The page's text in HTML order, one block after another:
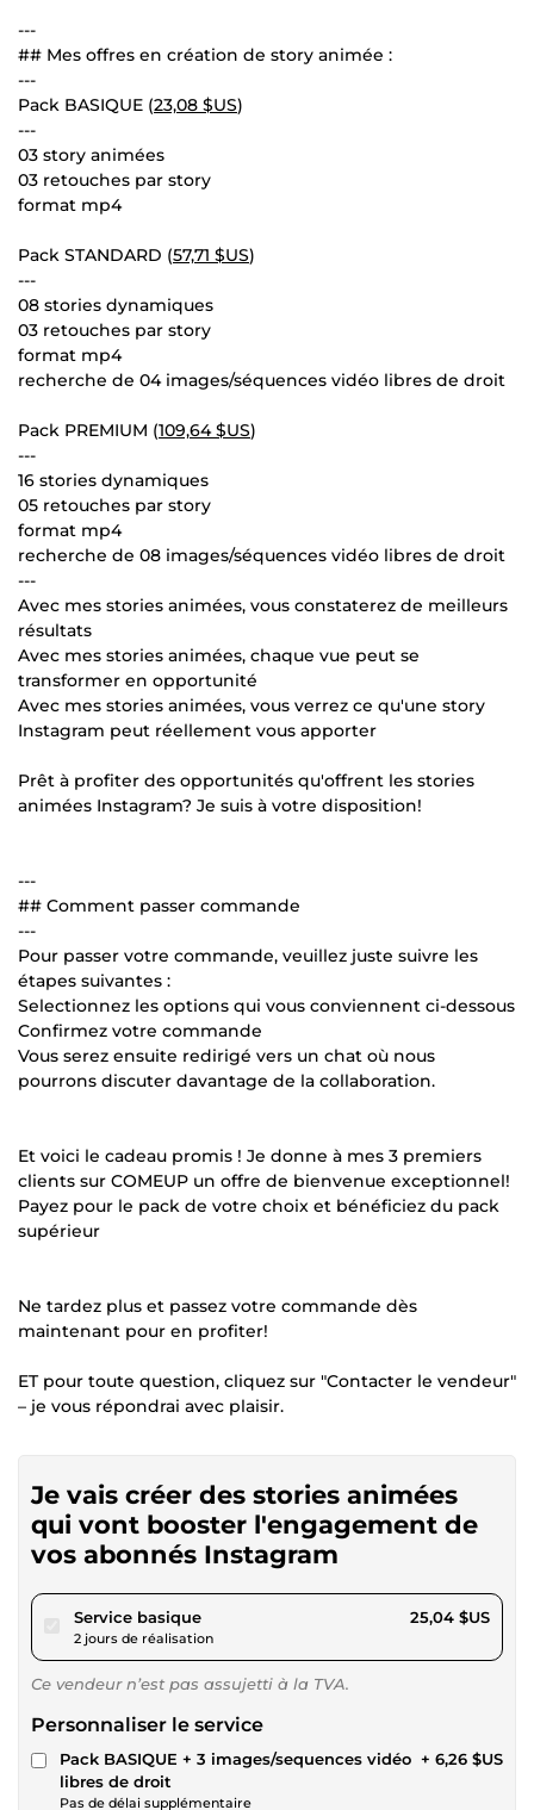
---
## Mes offres en création de story animée :
---
Pack BASIQUE (23,08 $US)
---
03 story animées
03 retouches par story
format mp4
Pack STANDARD (57,71 $US)
---
08 stories dynamiques
03 retouches par story
format mp4
recherche de 04 images/séquences vidéo libres de droit
Pack PREMIUM (109,64 $US)
---
16 stories dynamiques
05 retouches par story
format mp4
recherche de 08 images/séquences vidéo libres de droit
---
Avec mes stories animées, vous constaterez de meilleurs
résultats
Avec mes stories animées, chaque vue peut se
transformer en opportunité
Avec mes stories animées, vous verrez ce qu'une story
Instagram peut réellement vous apporter
Prêt à profiter des opportunités qu'offrent les stories
animées Instagram? Je suis à votre disposition!
---
## Comment passer commande
---
Pour passer votre commande, veuillez juste suivre les
étapes suivantes :
Selectionnez les options qui vous conviennent ci-dessous
Confirmez votre commande
Vous serez ensuite redirigé vers un chat où nous
pourrons discuter davantage de la collaboration.
Et voici le cadeau promis ! Je donne à mes 3 premiers
clients sur COMEUP un offre de bienvenue exceptionnel!
Payez pour le pack de votre choix et bénéficiez du pack
supérieur
Ne tardez plus et passez votre commande dès
maintenant pour en profiter!
ET pour toute question, cliquez sur "Contacter le vendeur"
– je vous répondrai avec plaisir.
Je vais créer des stories animées
qui vont booster l'engagement de
vos abonnés Instagram
Service basiquepour 23,08 $US
2 jours de réalisation
25,04 $US
Ce vendeur n’est pas assujetti à la TVA.
Personnaliser le service
Pack BASIQUE + 3 images/sequences vidéo
libres de droit
Pas de délai supplémentaire
+ 6,26 $US